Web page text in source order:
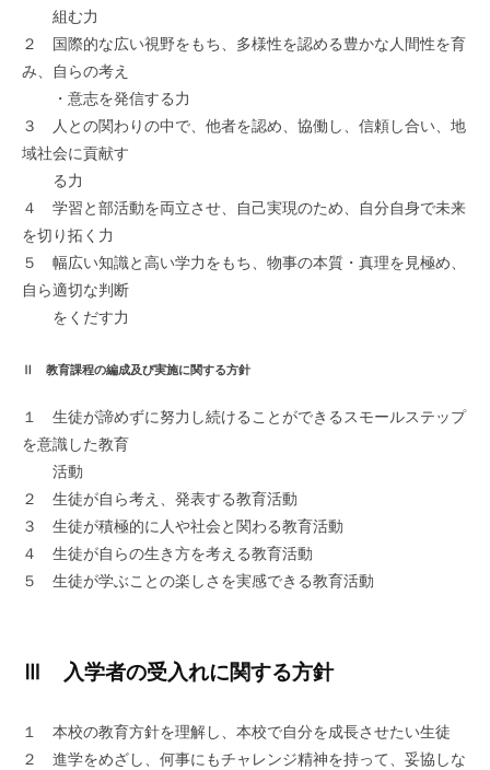
組む力
２ 国際的な広い視野をもち、多様性を認める豊かな人間性を育
み、自らの考え
・意志を発信する力
３ 人との関わりの中で、他者を認め、協働し、信頼し合い、地
域社会に貢献す
る力
４ 学習と部活動を両立させ、自己実現のため、自分自身で未来
を切り拓く力
５ 幅広い知識と高い学力をもち、物事の本質・真理を見極め、
自ら適切な判断
をくだす力
Ⅱ 教育課程の編成及び実施に関する方針
１ 生徒が諦めずに努力し続けることができるスモールステップ
を意識した教育
活動
２ 生徒が自ら考え、発表する教育活動
３ 生徒が積極的に人や社会と関わる教育活動
４ 生徒が自らの生き方を考える教育活動
５ 生徒が学ぶことの楽しさを実感できる教育活動
Ⅲ 入学者の受入れに関する方針
１ 本校の教育方針を理解し、本校で自分を成長させたい生徒
２ 進学をめざし、何事にもチャレンジ精神を持って、妥協しな